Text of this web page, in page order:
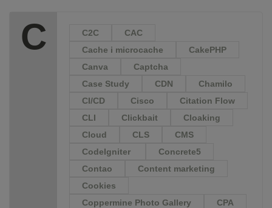
C C2C
CAC
Cache i microcache
CakePHP
Canva
Captcha
Case Study
CDN
Chamilo
CI/CD
Cisco
Citation Flow
CLI
Clickbait
Cloaking
Cloud
CLS
CMS
CodeIgniter
Concrete5
Contao
Content marketing
Cookies
Coppermine Photo Gallery
CPA